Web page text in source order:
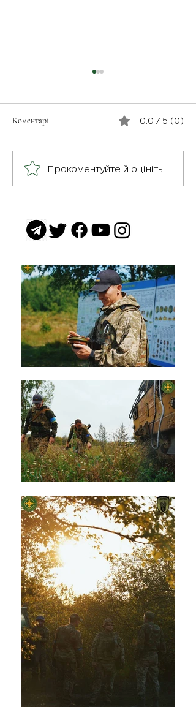
З турботою про своїх
Коментарі 0.0 / 5 (0)
Прокоментуйте й оцініть